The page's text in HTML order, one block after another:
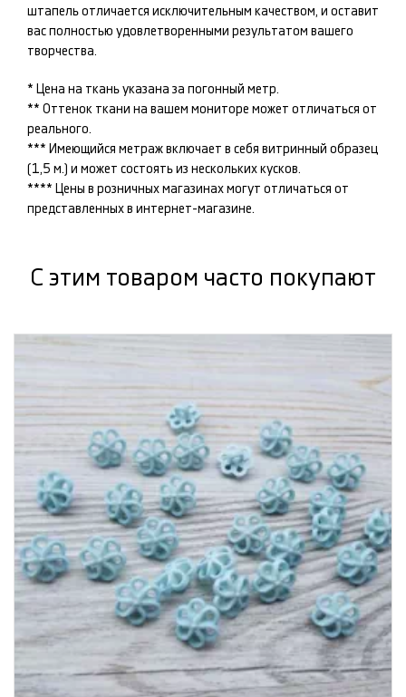
штапель отличается исключительным качеством, и оставит
вас полностью удовлетворенными результатом вашего
творчества.
* Цена на ткань указана за погонный метр.
** Оттенок ткани на вашем мониторе может отличаться от
реального.
*** Имеющийся метраж включает в себя витринный образец
(1,5 м.) и может состоять из нескольких кусков.
**** Цены в розничных магазинах могут отличаться от
представленных в интернет-магазине.
С этим товаром часто покупают